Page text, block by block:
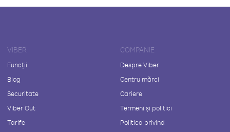
VIBER
Funcții
Blog
Securitate
Viber Out
Tarife
COMPANIE
Despre Viber
Centru mărci
Cariere
Termeni și politici
Politica privind